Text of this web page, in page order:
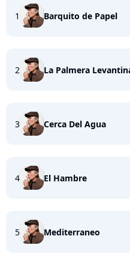
1 Barquito de Papel
2 La Palmera
3 Cerca Del Agua
4 El Hambre
5 Mediterraneo